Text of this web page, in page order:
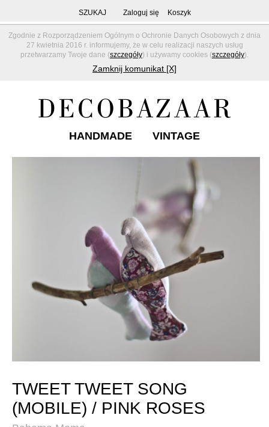
Zgodnie z Rozporządzeniem Ogólnym o Ochronie Danych Osobowych z dnia
27 kwietnia 2016 r. informujemy, że w celu realizacji naszych usług
przetwarzamy Twoje dane (szczegóły) i używamy cookies (szczegóły).
Zamknij komunikat [X]
SZUKAJ Zaloguj się Koszyk
HANDMADE VINTAGE
TWEET TWEET SONG
(MOBILE) / PINK ROSES